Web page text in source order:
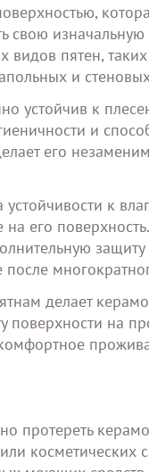
свою
видов пятен,
и
устойчив к
и
его
к
его
после
делает
поверхности на
протереть
косметических